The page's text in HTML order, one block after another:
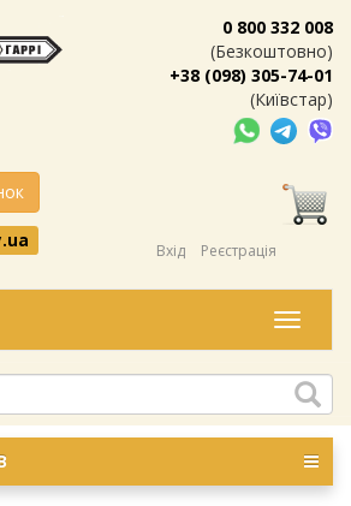
0 800 332 008
(Безкоштовно)
+38 (098) 305-74-01
(Київстар)
Вхід Реєстрація
Меню